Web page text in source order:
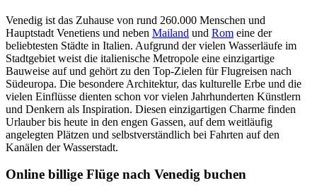
Venedig ist das Zuhause von rund 260.000 Menschen und
Hauptstadt Venetiens und neben Mailand und Rom eine der
beliebtesten Städte in Italien. Aufgrund der vielen Wasserläufe im
Stadtgebiet weist die italienische Metropole eine einzigartige
Bauweise auf und gehört zu den Top-Zielen für Flugreisen nach
Südeuropa. Die besondere Architektur, das kulturelle Erbe und die
vielen Einflüsse dienten schon vor vielen Jahrhunderten Künstlern
und Denkern als Inspiration. Diesen einzigartigen Charme finden
Urlauber bis heute in den engen Gassen, auf dem weitläufig
angelegten Plätzen und selbstverständlich bei Fahrten auf den
Kanälen der Wasserstadt.
Online billige Flüge nach Venedig buchen